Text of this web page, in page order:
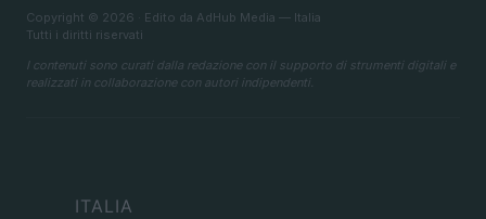
Copyright © 2026 · Edito da AdHub Media — Italia
Tutti i diritti riservati
I contenuti sono curati dalla redazione con il supporto di strumenti digitali e
realizzati in collaborazione con autori indipendenti.
ITALIA